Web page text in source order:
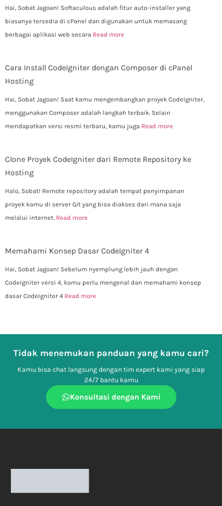
Hai, Sobat Jagoan! Softaculous adalah fitur auto-installer yang
biasanya tersedia di cPanel dan digunakan untuk memasang
berbagai aplikasi web secara Read more
Cara Install CodeIgniter dengan Composer di cPanel
Hosting
Hai, Sobat Jagoan! Saat kamu mengembangkan proyek CodeIgniter,
menggunakan Composer adalah langkah terbaik. Selain
mendapatkan versi resmi terbaru, kamu juga Read more
Clone Proyek CodeIgniter dari Remote Repository ke
Hosting
Halo, Sobat! Remote repository adalah tempat penyimpanan
proyek kamu di server Git yang bisa diakses dari mana saja
melalui internet. Read more
Memahami Konsep Dasar CodeIgniter 4
Hai, Sobat Jagoan! Sebelum nyemplung lebih jauh dengan
CodeIgniter versi 4, kamu perlu mengenal dan memahami konsep
dasar CodeIgniter 4 Read more
Tidak menemukan panduan yang kamu cari?
Kamu bisa chat langsung dengan tim expert kami yang siap
24/7 bantu kamu
Konsultasi dengan Kami